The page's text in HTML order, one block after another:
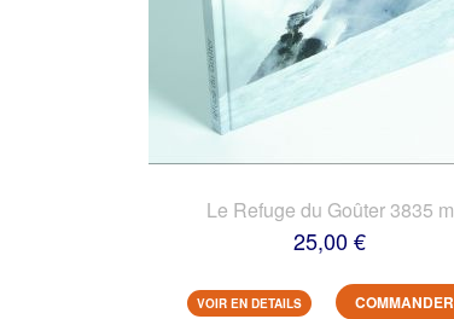
Le Refuge du Goûter 3835 m
25,00 €
VOIR EN DETAILS COMMANDER